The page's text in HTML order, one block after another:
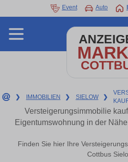
Event Auto
❯ IMMOBILIEN ❯ SIELOW ❯
Versteigerungsimmobilie
Eigentumswohnung in der
Finden Sie hier Ihre
Cottbus